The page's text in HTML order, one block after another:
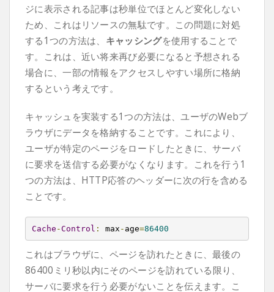
ジに表示される記事は秒単位でほとんど変化しない
ため、これはリソースの無駄です。この問題に対処
する1つの方法は、 キャッシングを使用することで
す。これは、近い将来再び必要になると予想される
場合に、一部の情報をアクセスしやすい場所に格納
するという考えです。
キャッシュを実装する1つの方法は、ユーザのWebブ
ラウザにデータを格納することです。これにより、
ユーザが特定のページをロードしたときに、サーバ
に要求を送信する必要がなくなります。これを行う1
つの方法は、HTTP応答のヘッダーに次の行を含める
ことです。
Cache -Control : max - age=86400
これはブラウザに、ページを訪れたときに、最後の
86400ミリ秒以内にそのページを訪れている限り、
サーバに要求を行う必要がないことを伝えます。こ